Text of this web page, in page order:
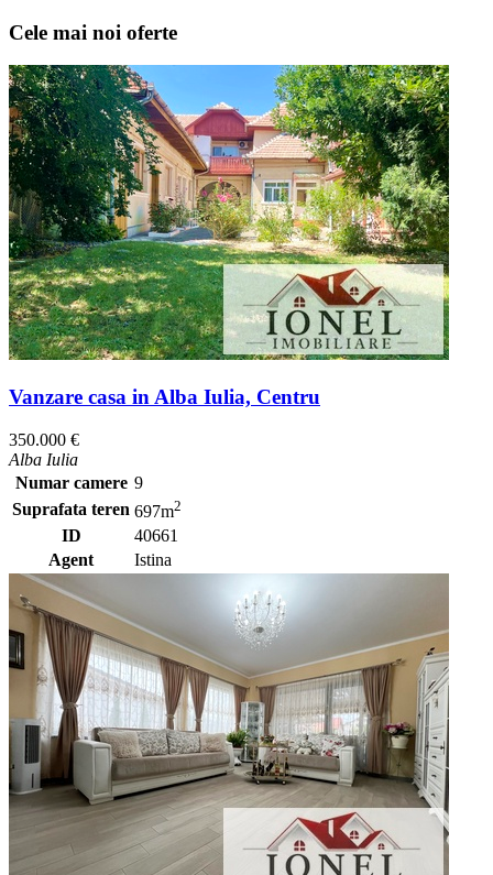
Cele mai noi oferte
Vanzare casa in Alba Iulia, Centru
350.000 €
Alba Iulia
Numar camere 9
Suprafata teren 697m2
ID
40661
Agent
Istina